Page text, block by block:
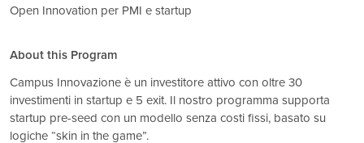
Open Innovation per PMI e startup
About this Program
Campus Innovazione è un investitore attivo con oltre 30
investimenti in startup e 5 exit. Il nostro programma supporta
startup pre-seed con un modello senza costi fissi, basato su
logiche “skin in the game”.